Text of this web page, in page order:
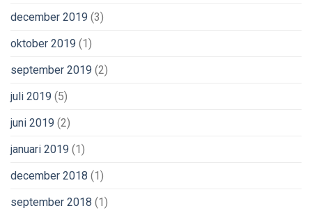
december 2019 (3)
oktober 2019 (1)
september 2019 (2)
juli 2019 (5)
juni 2019 (2)
januari 2019 (1)
december 2018 (1)
september 2018 (1)